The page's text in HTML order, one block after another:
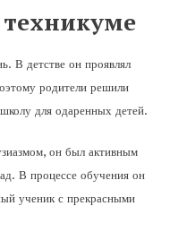
В детстве он проявлял
родители решили
для одаренных детей.
он был активным
В процессе обучения он
ученик с прекрасными